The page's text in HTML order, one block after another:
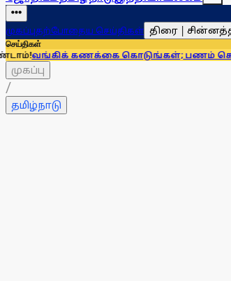
முகப்புதற்போதைய செய்திகள் திரை |
செய்திகள்
கணக்கை கொடுங்கள்; பணம் கொடுக்கிறோம்
முகப்பு
/
தமிழ்நாடு